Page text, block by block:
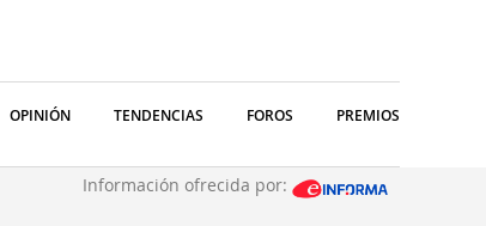
OPINIÓN TENDENCIAS FOROS PREMIOS
Información ofrecida por: